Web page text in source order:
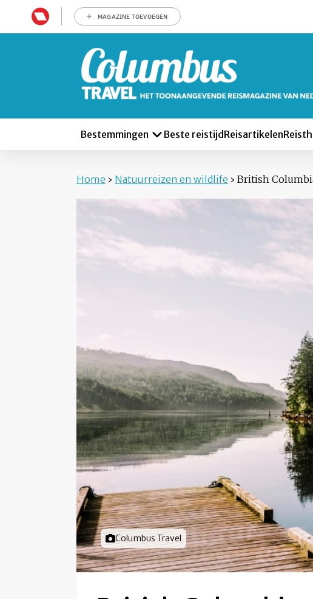
MAGAZINE TOEVOEGEN
Bestemmingen Beste reistijd Reisartikelen
Home › Natuurreizen en wildlife › British
Foto door
Columbus Travel